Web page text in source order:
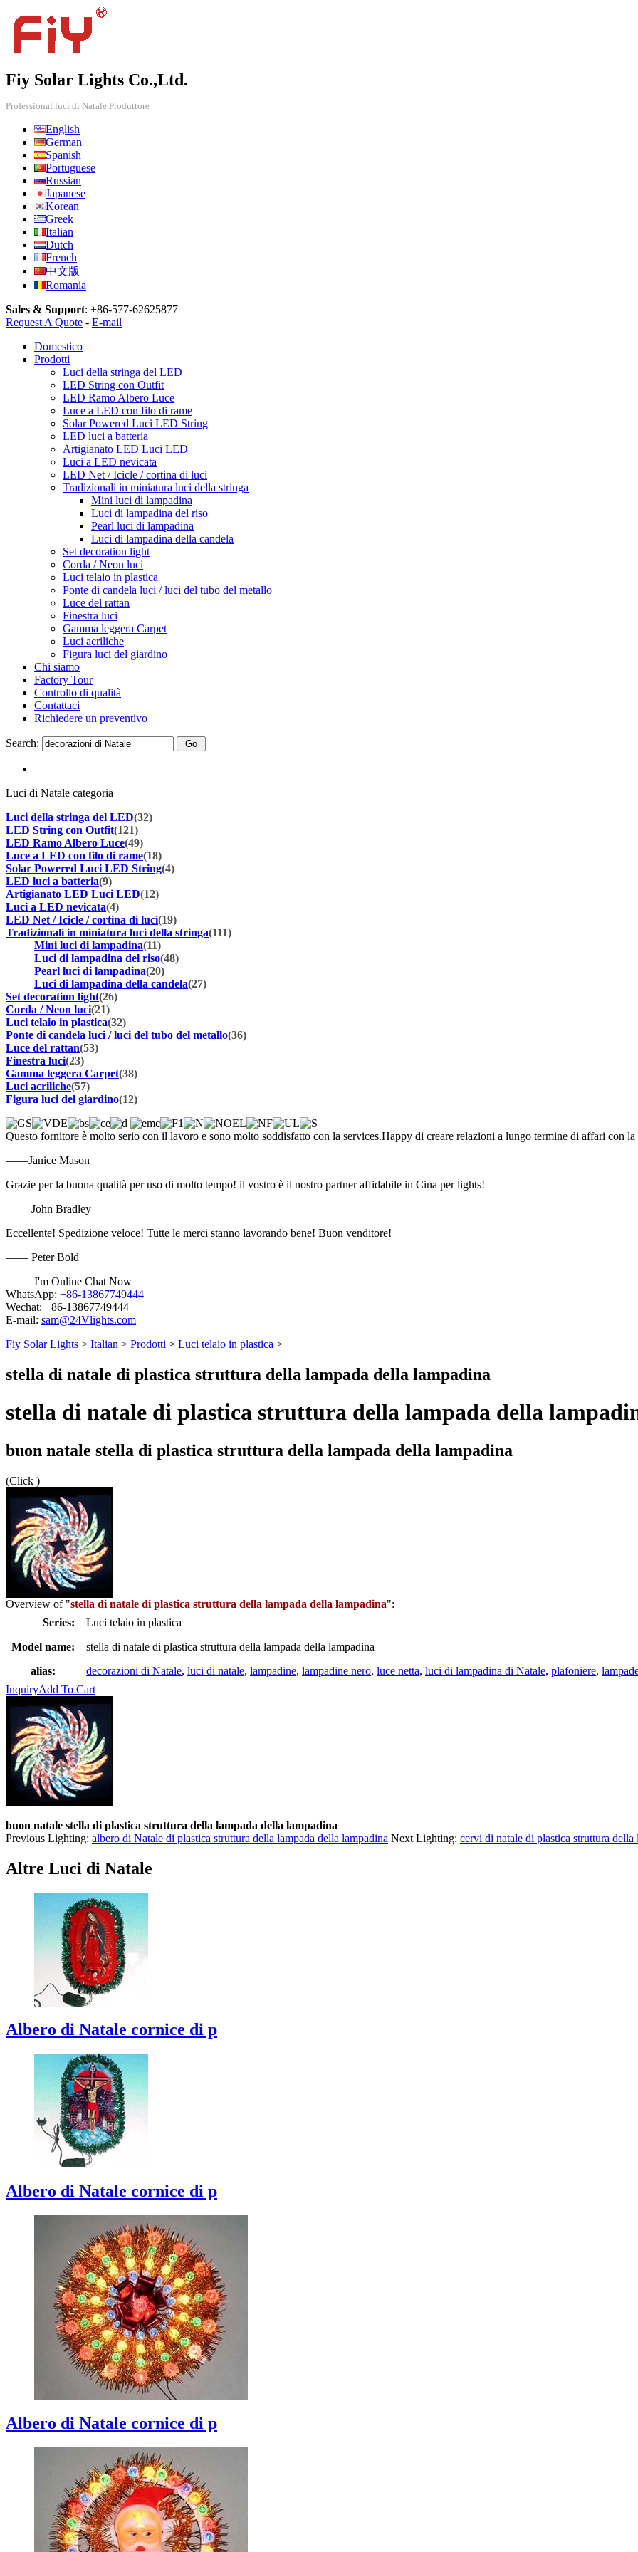
Fiy Solar Lights Co.,Ltd.
Professional luci di Natale Produttore
English
German
Spanish
Portuguese
Russian
Japanese
Korean
Greek
Italian
Dutch
French
中文版
Romania
Sales & Support: +86-577-62625877
Request A Quote - E-mail
Domestico
Prodotti
Luci della stringa del LED
LED String con Outfit
LED Ramo Albero Luce
Luce a LED con filo di rame
Solar Powered Luci LED String
LED luci a batteria
Artigianato LED Luci LED
Luci a LED nevicata
LED Net / Icicle / cortina di luci
Tradizionali in miniatura luci della stringa
Mini luci di lampadina
Luci di lampadina del riso
Pearl luci di lampadina
Luci di lampadina della candela
Set decoration light
Corda / Neon luci
Luci telaio in plastica
Ponte di candela luci / luci del tubo del metallo
Luce del rattan
Finestra luci
Gamma leggera Carpet
Luci acriliche
Figura luci del giardino
Chi siamo
Factory Tour
Controllo di qualità
Contattaci
Richiedere un preventivo
Search:
Luci di Natale categoria
Luci della stringa del LED(32)
LED String con Outfit(121)
LED Ramo Albero Luce(49)
Luce a LED con filo di rame(18)
Solar Powered Luci LED String(4)
LED luci a batteria(9)
Artigianato LED Luci LED(12)
Luci a LED nevicata(4)
LED Net / Icicle / cortina di luci(19)
Tradizionali in miniatura luci della stringa(111)
Mini luci di lampadina(11)
Luci di lampadina del riso(48)
Pearl luci di lampadina(20)
Luci di lampadina della candela(27)
Set decoration light(26)
Corda / Neon luci(21)
Luci telaio in plastica(32)
Ponte di candela luci / luci del tubo del metallo(36)
Luce del rattan(53)
Finestra luci(23)
Gamma leggera Carpet(38)
Luci acriliche(57)
Figura luci del giardino(12)
Questo fornitore è molto serio con il lavoro e sono molto soddisfatto con la services.Happy di creare relazioni a lungo termine di affari con la
——Janice Mason
Grazie per la buona qualità per uso di molto tempo! il vostro è il nostro partner affidabile in Cina per lights!
—— John Bradley
Eccellente! Spedizione veloce! Tutte le merci stanno lavorando bene! Buon venditore!
—— Peter Bold
I'm Online Chat Now
WhatsApp: +86-13867749444
Wechat: +86-13867749444
E-mail: sam@24Vlights.com
Fiy Solar Lights > Italian > Prodotti > Luci telaio in plastica >
stella di natale di plastica struttura della lampada della lampadina
stella di natale di plastica struttura della lampada della
buon natale stella di plastica struttura della lampada della lampadina
(Click )
Overview of "stella di natale di plastica struttura della lampada della lampadina":
Series:
Luci telaio in plastica
Model name:
stella di natale di plastica struttura della lampada della lampadina
alias:
decorazioni di Natale, luci di natale, lampadine, lampadine nero, luce netta, luci di lampadina di Natale, plafoniere,
InquiryAdd To Cart
buon natale stella di plastica struttura della lampada della lampadina
Previous Lighting: albero di Natale di plastica struttura della lampada della lampadina Next Lighting: cervi di natale di plastica struttura della
Altre Luci di Natale
Albero di Natale cornice di p
Albero di Natale cornice di p
Albero di Natale cornice di p